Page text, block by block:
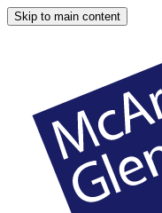
Skip to main content